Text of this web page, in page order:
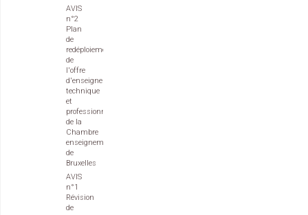
AVIS
n°2
Plan
de
redéploiement
de
l'offre
d'enseignement
technique
et
professionnel
de la
Chambre
enseignement
de
Bruxelles
AVIS
n°1
Révision
de